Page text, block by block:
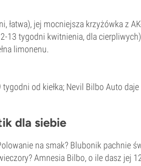
łatwa), jej mocniejsza krzyżówka z
13 tygodni kwitnienia, dla
limonenu.
od kiełka; Nevil Bilbo Auto
dla siebie
na smak? Blubonik pachnie
Amnesia Bilbo, o ile dasz jej